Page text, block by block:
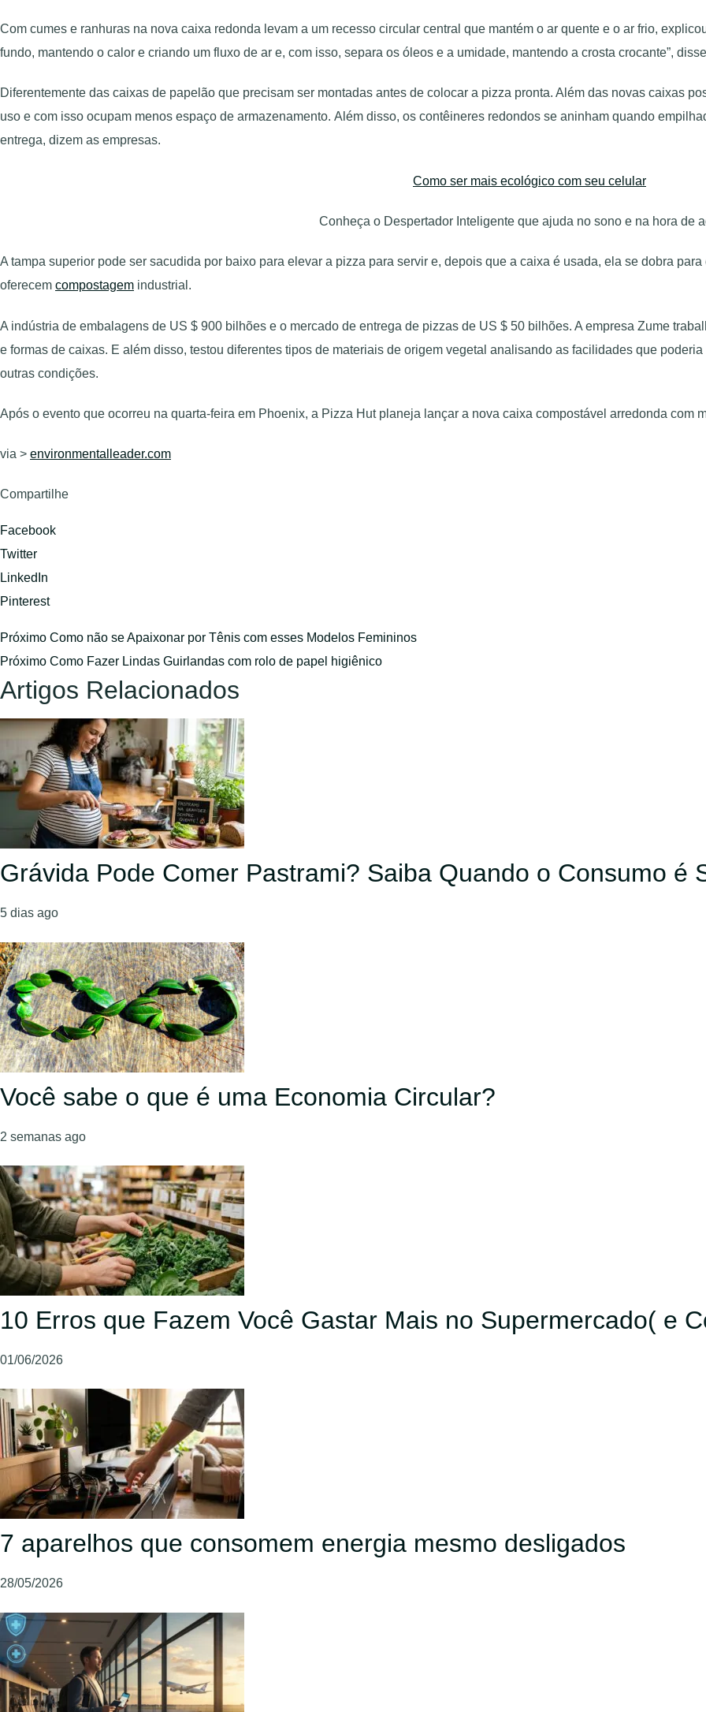
Com cumes e ranhuras na nova caixa redonda levam a um recesso circular central que mantém o ar quente e o ar frio,
fundo, mantendo o calor e criando um fluxo de ar e, com isso, separa os óleos e a umidade, mantendo a crosta crocante”,
Diferentemente das caixas de papelão que precisam ser montadas antes de colocar a pizza pronta. Além das novas caixas
uso e com isso ocupam menos espaço de armazenamento. Além disso, os contêineres redondos se aninham quando
entrega, dizem as empresas.
Como ser mais ecológico com seu celular
Conheça o Despertador Inteligente que ajuda no sono e na hora de
A tampa superior pode ser sacudida por baixo para elevar a pizza para servir e, depois que a caixa é usada, ela se dobra
oferecem compostagem industrial.
A indústria de embalagens de US $ 900 bilhões e o mercado de entrega de pizzas de US $ 50 bilhões. A empresa Zume
e formas de caixas. E além disso, testou diferentes tipos de materiais de origem vegetal analisando as facilidades que
outras condições.
Após o evento que ocorreu na quarta-feira em Phoenix, a Pizza Hut planeja lançar a nova caixa compostável arredonda com
via > environmentalleader.com
Compartilhe
Facebook
Twitter
LinkedIn
Pinterest
Próximo Como não se Apaixonar por Tênis com esses Modelos Femininos
Próximo Como Fazer Lindas Guirlandas com rolo de papel higiênico
Artigos Relacionados
Grávida Pode Comer Pastrami? Saiba Quando o Consumo é
5 dias ago
Você sabe o que é uma Economia Circular?
2 semanas ago
10 Erros que Fazem Você Gastar Mais no Supermercado( e
01/06/2026
7 aparelhos que consomem energia mesmo desligados
28/05/2026